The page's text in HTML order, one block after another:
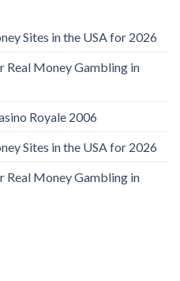
Sites in the USA for 2026
Real Money Gambling in
Royale 2006
Sites in the USA for 2026
Real Money Gambling in